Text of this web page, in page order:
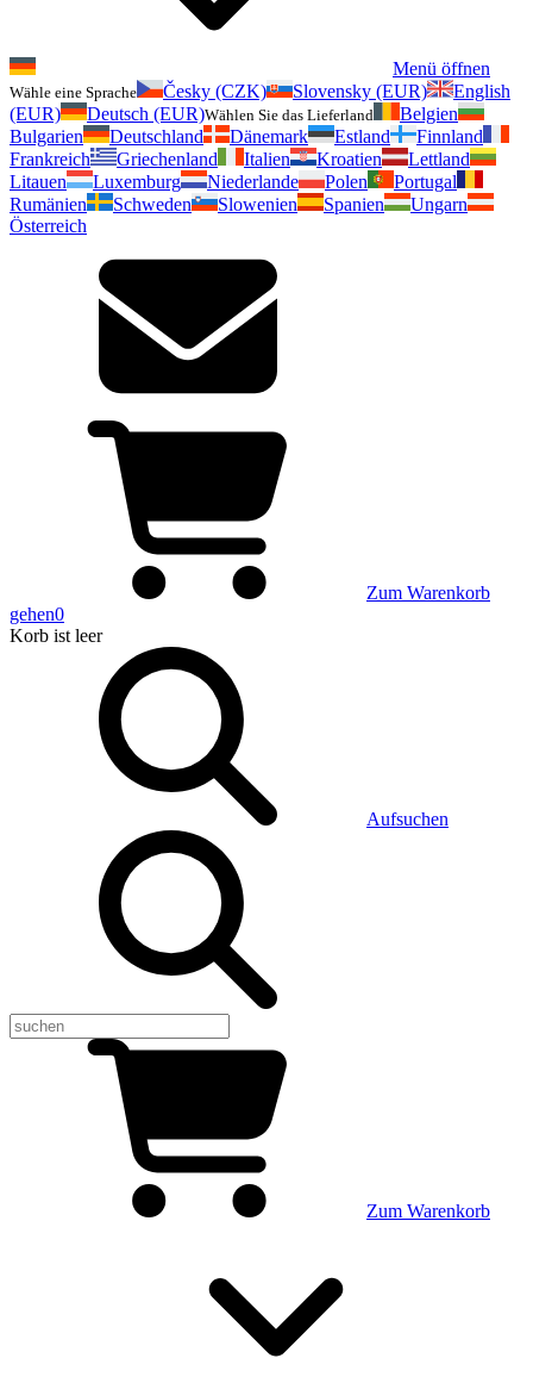
Menü öffnen
Wähle eine Sprache Česky (CZK) Slovensky (EUR)
English
(EUR)
Deutsch (EUR)Wählen Sie das Lieferland
Belgien
Bulgarien
Deutschland Dänemark Estland
Finnland
Frankreich
Griechenland Italien Kroatien
Lettland
Litauen
Luxemburg Niederlande Polen
Portugal
Rumänien
Schweden Slowenien Spanien
Ungarn
Österreich
Zum Warenkorb
gehen0
Korb ist leer
Aufsuchen
Zum Warenkorb